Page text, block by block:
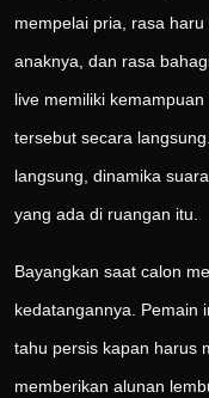
mempelai pria, rasa
anaknya, dan rasa
live memiliki
tersebut secara
langsung, dinamika
yang ada di ruangan itu.
Bayangkan saat calon
kedatangannya. Pemain
tahu persis kapan harus
memberikan alunan